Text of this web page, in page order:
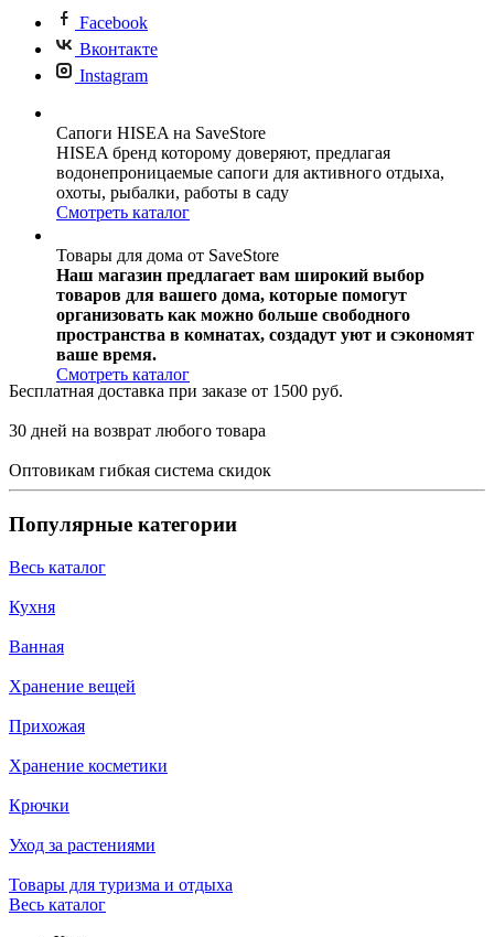
Facebook
Вконтакте
Instagram
Сапоги HISEA на SaveStore
HISEA бренд которому доверяют, предлагая
водонепроницаемые сапоги для активного отдыха,
охоты, рыбалки, работы в саду
Смотреть каталог
Товары для дома от SaveStore
Наш магазин предлагает вам широкий выбор
товаров для вашего дома, которые помогут
организовать как можно больше свободного
пространства в комнатах, создадут уют и сэкономят
ваше время.
Смотреть каталог
Бесплатная доставка при заказе от 1500 руб.
30 дней на возврат любого товара
Оптовикам гибкая система скидок
Популярные категории
Весь каталог
Кухня
Ванная
Хранение вещей
Прихожая
Хранение косметики
Крючки
Уход за растениями
Товары для туризма и отдыха
Весь каталог